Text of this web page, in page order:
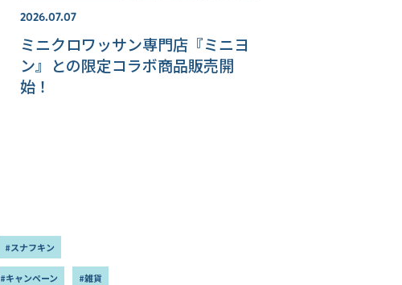
2026.07.07
ミニクロワッサン専門店『ミニヨ
ン』との限定コラボ商品販売開
始！
#スナフキン
#キャンペーン #雑貨